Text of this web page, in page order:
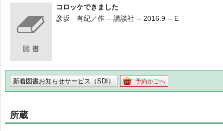
コロッケできました
彦坂 有紀／作 -- 講談社 -- 2016.9 -- E
新着図書お知らせサービス（SDI） 予約かごへ
所蔵